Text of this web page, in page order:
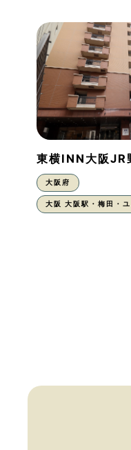
東横INN大阪JR
大阪府
大阪 大阪駅・梅田・